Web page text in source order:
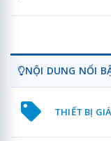
NỘI DUNG NỔI
THIẾT BỊ